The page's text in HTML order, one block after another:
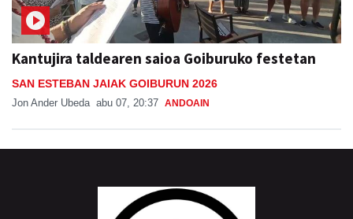
Kantujira taldearen saioa Goiburuko festetan
SAN ESTEBAN JAIAK GOIBURUN 2026
Jon Ander Ubeda abu 07, 20:37 ANDOAIN